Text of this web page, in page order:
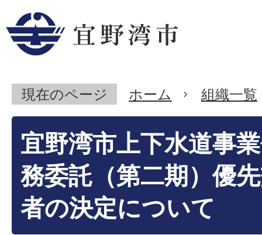
現在のページ ホーム 組織一覧
宜野湾市上下水道事
務委託（第二期）優
者の決定について